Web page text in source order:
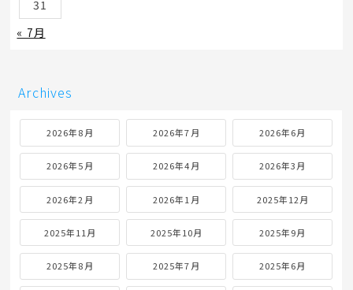
31
« 7月
Archives
2026年8月 2026年7月 2026年6月
2026年5月 2026年4月 2026年3月
2026年2月 2026年1月 2025年12月
2025年11月 2025年10月 2025年9月
2025年8月 2025年7月 2025年6月